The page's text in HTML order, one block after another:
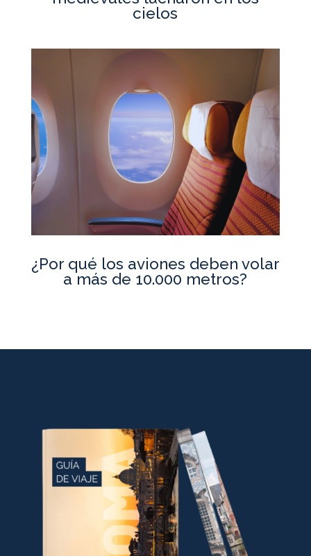
cielos
¿Por qué los aviones deben volar
a más de 10.000 metros?